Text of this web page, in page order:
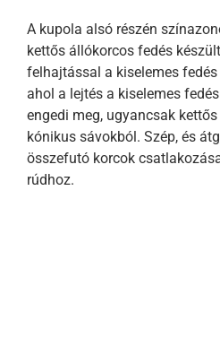
A kupola alsó részén
kettős állókorcos fedés
felhajtással a kiselemes
ahol a lejtés a kiselemes
engedi meg, ugyancsak
kónikus sávokból. Szép, és
összefutó korcok
rúdhoz.